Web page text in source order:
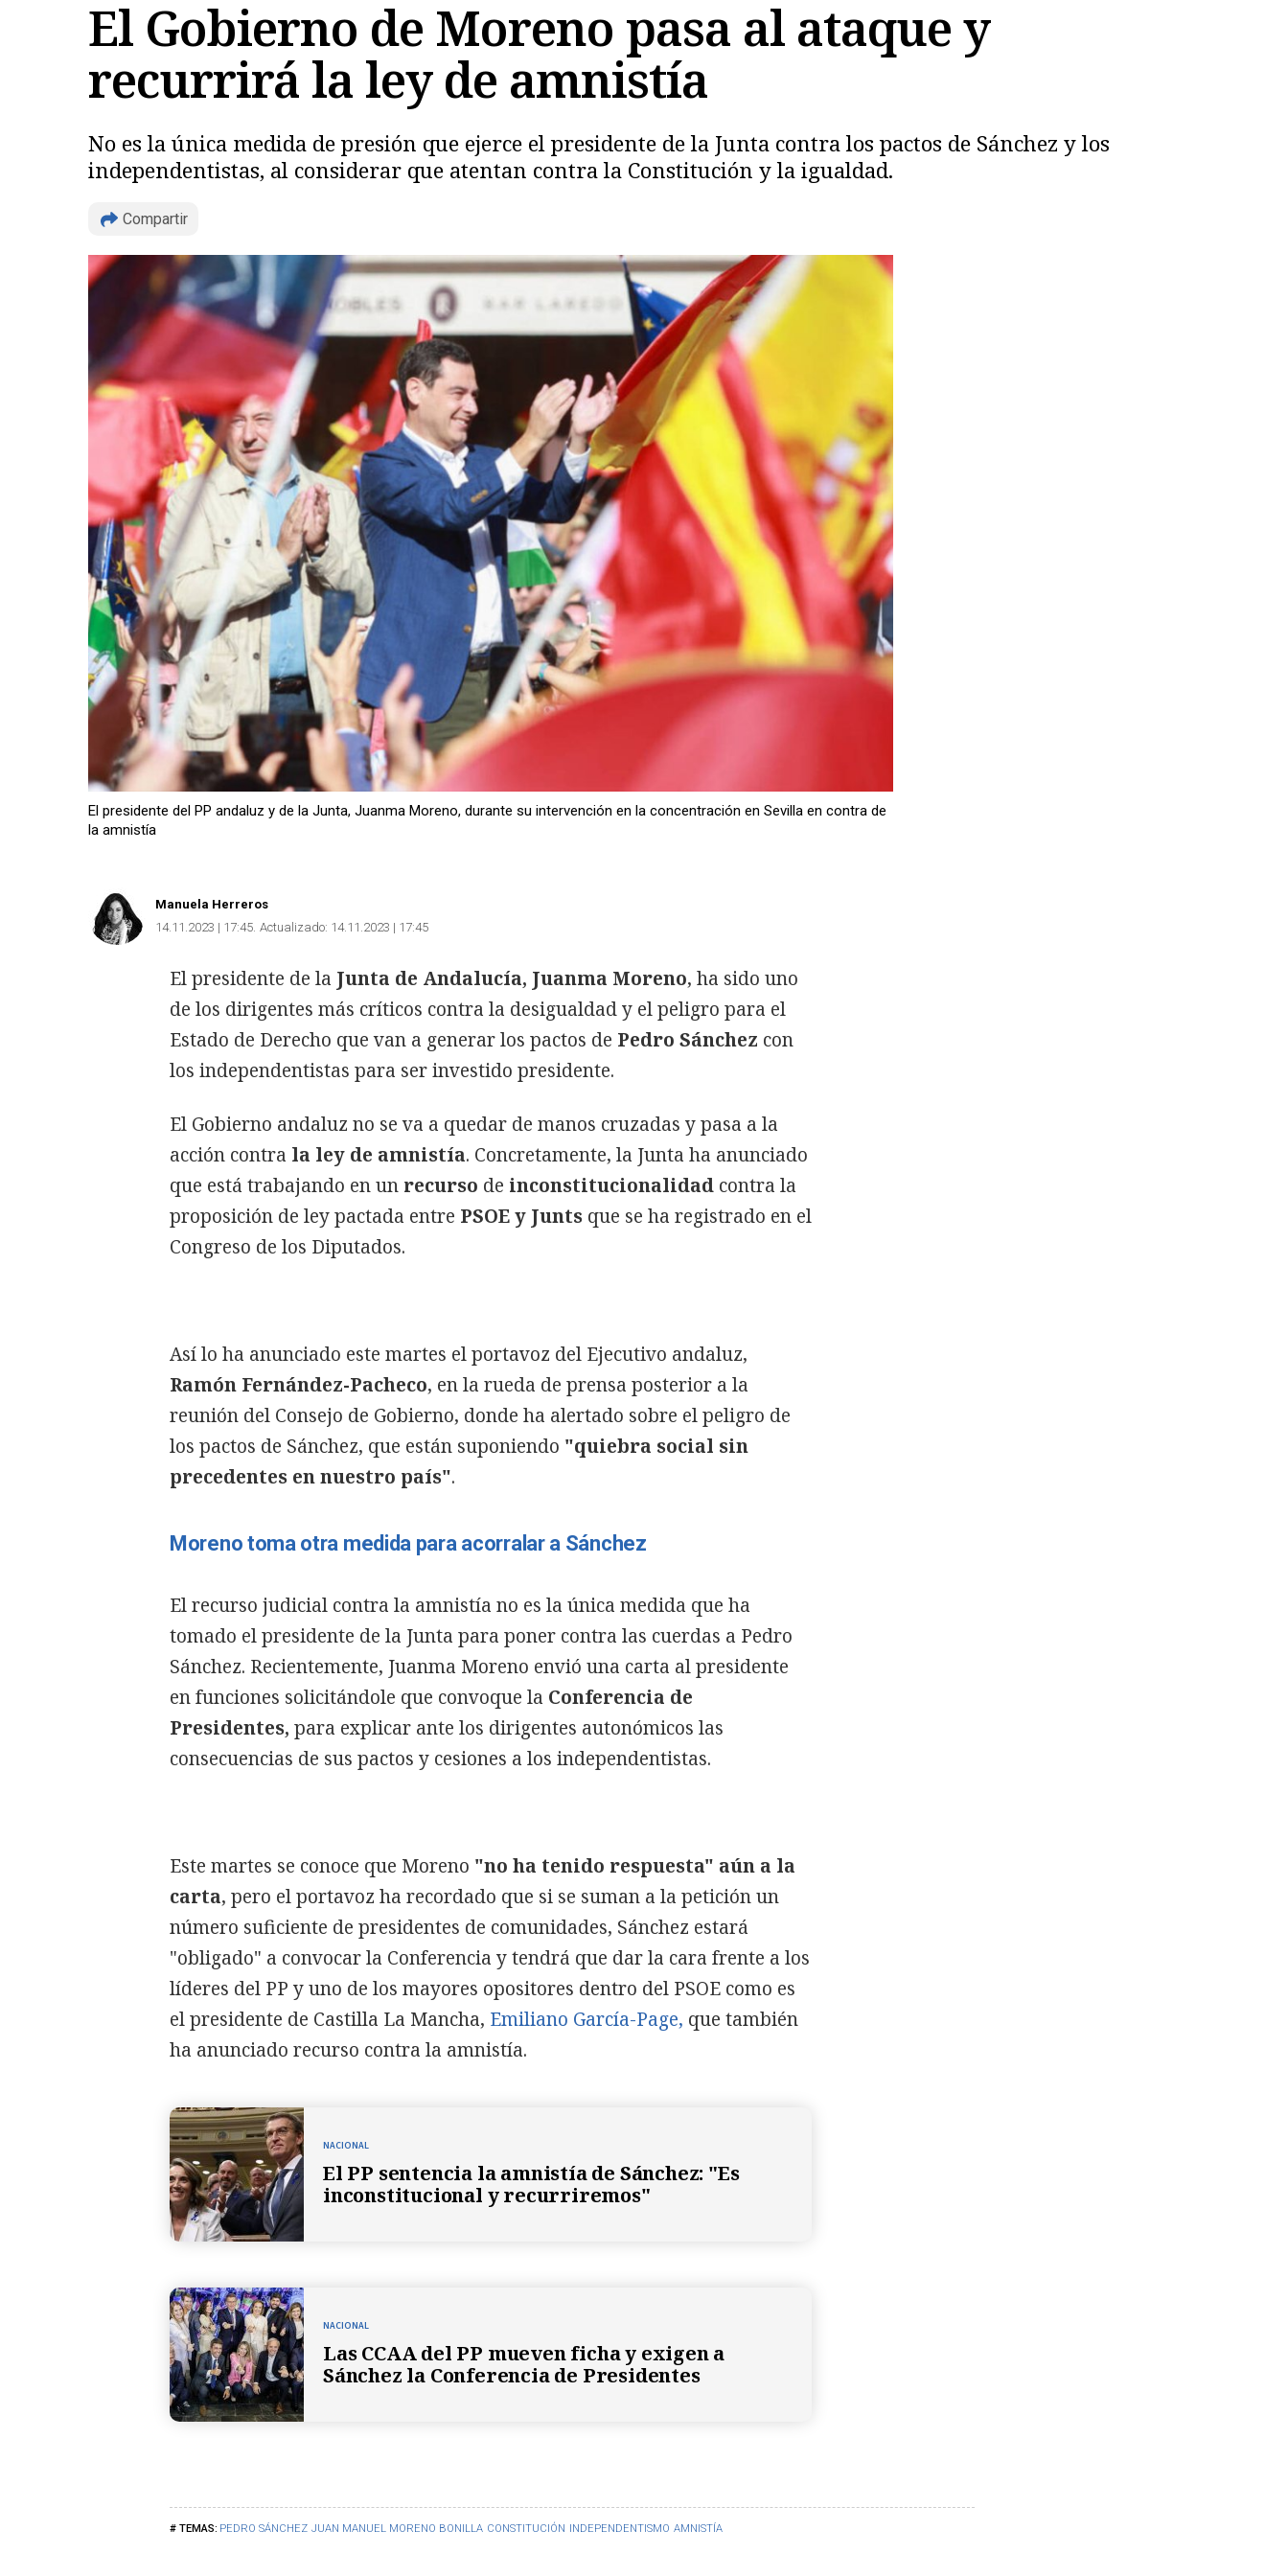
El Gobierno de Moreno pasa al ataque y
recurrirá la ley de amnistía
No es la única medida de presión que ejerce el presidente de la Junta contra los pactos de Sánchez y los
independentistas, al considerar que atentan contra la Constitución y la igualdad.
Compartir
Copiar
El presidente del PP andaluz y de la Junta, Juanma Moreno, durante su intervención en la concentración en Sevilla en contra de
la amnistía
Manuela Herreros
14.11.2023 | 17:45 Actualizado: 14.11.2023 | 17:45
PEDRO SÁNCHEZ JUAN MANUEL MORENO BONILLA CONSTITUCIÓN INDEPENDENTISMO AMNISTÍA
El presidente de la Junta de Andalucía, Juanma Moreno, ha sido uno
de los dirigentes más críticos contra la desigualdad y el peligro para el
Estado de Derecho que van a generar los pactos de Pedro Sánchez con
los independentistas para ser investido presidente.
El Gobierno andaluz no se va a quedar de manos cruzadas y pasa a la
acción contra la ley de amnistía. Concretamente, la Junta ha anunciado
que está trabajando en un recurso de inconstitucionalidad contra la
proposición de ley pactada entre PSOE y Junts que se ha registrado en el
Congreso de los Diputados.
Así lo ha anunciado este martes el portavoz del Ejecutivo andaluz,
Ramón Fernández-Pacheco, en la rueda de prensa posterior a la
reunión del Consejo de Gobierno, donde ha alertado sobre el peligro de
los pactos de Sánchez, que están suponiendo "quiebra social sin
precedentes en nuestro país".
Moreno toma otra medida para acorralar a Sánchez
El recurso judicial contra la amnistía no es la única medida que ha
tomado el presidente de la Junta para poner contra las cuerdas a Pedro
Sánchez. Recientemente, Juanma Moreno envió una carta al presidente
en funciones solicitándole que convoque la Conferencia de
Presidentes, para explicar ante los dirigentes autonómicos las
consecuencias de sus pactos y cesiones a los independentistas.
Este martes se conoce que Moreno "no ha tenido respuesta" aún a la
carta, pero el portavoz ha recordado que si se suman a la petición un
número suficiente de presidentes de comunidades, Sánchez estará
"obligado" a convocar la Conferencia y tendrá que dar la cara frente a los
líderes del PP y uno de los mayores opositores dentro del PSOE como es
el presidente de Castilla La Mancha, Emiliano García-Page, que también
ha anunciado recurso contra la amnistía.
NACIONAL
El PP sentencia la amnistía de Sánchez: "Es
inconstitucional y recurriremos"
NACIONAL
Las CCAA del PP mueven ficha y exigen a
Sánchez la Conferencia de Presidentes